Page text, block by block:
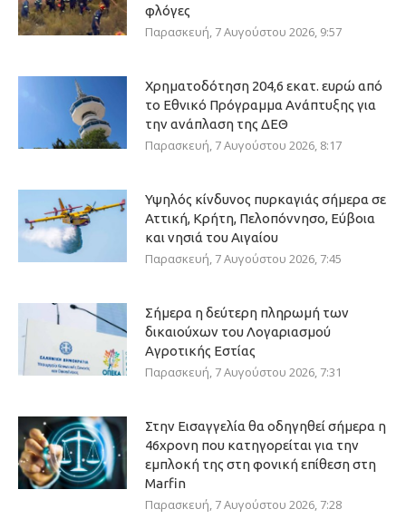
φλόγες
Παρασκευή, 7 Αυγούστου 2026, 9:57
Χρηματοδότηση 204,6 εκατ. ευρώ από
το Εθνικό Πρόγραμμα Ανάπτυξης για
την ανάπλαση της ΔΕΘ
Παρασκευή, 7 Αυγούστου 2026, 8:17
Υψηλός κίνδυνος πυρκαγιάς σήμερα σε
Αττική, Κρήτη, Πελοπόννησο, Εύβοια
και νησιά του Αιγαίου
Παρασκευή, 7 Αυγούστου 2026, 7:45
Σήμερα η δεύτερη πληρωμή των
δικαιούχων του Λογαριασμού
Αγροτικής Εστίας
Παρασκευή, 7 Αυγούστου 2026, 7:31
Στην Εισαγγελία θα οδηγηθεί σήμερα η
46χρονη που κατηγορείται για την
εμπλοκή της στη φονική επίθεση στη
Marfin
Παρασκευή, 7 Αυγούστου 2026, 7:28